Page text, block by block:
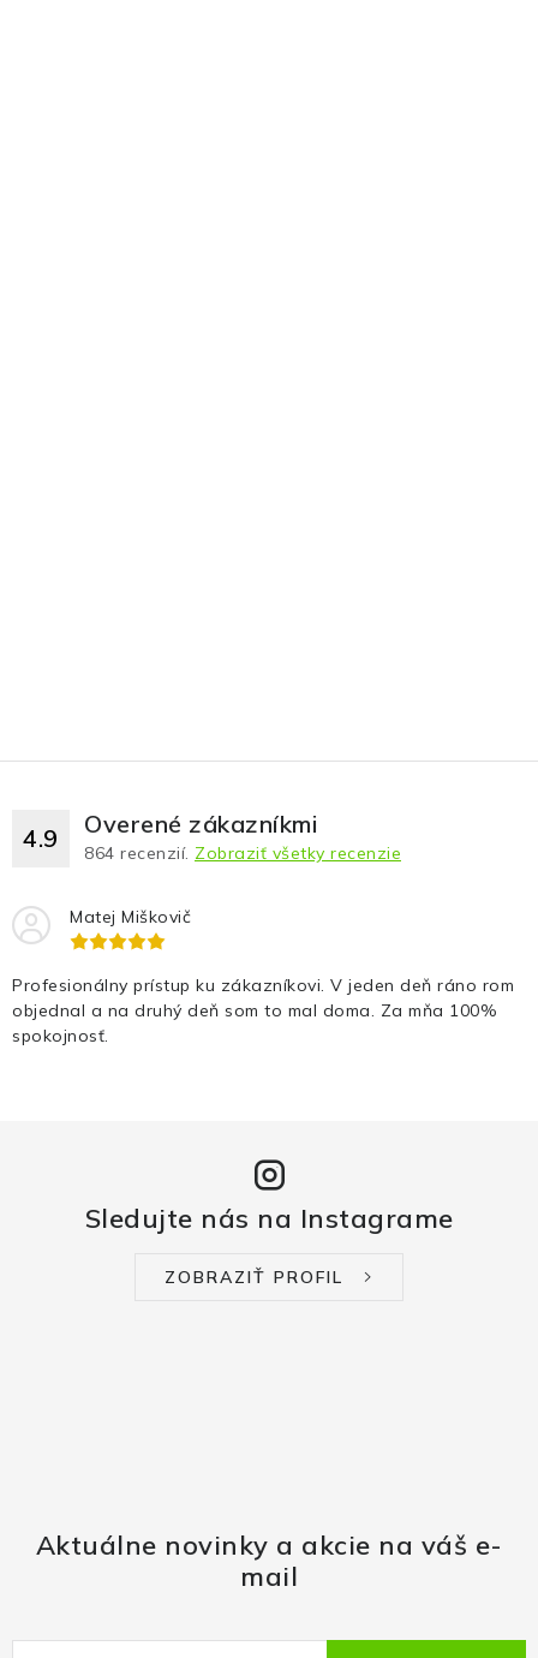
4.9 Overené zákazníkmi
864 recenzií. Zobraziť všetky recenzie
Matej Miškovič
Profesionálny prístup ku zákazníkovi. V jeden deň ráno rom
objednal a na druhý deň som to mal doma. Za mňa 100%
spokojnosť.
Sledujte nás na Instagrame
ZOBRAZIŤ PROFIL
Aktuálne novinky a akcie na váš e-
mail